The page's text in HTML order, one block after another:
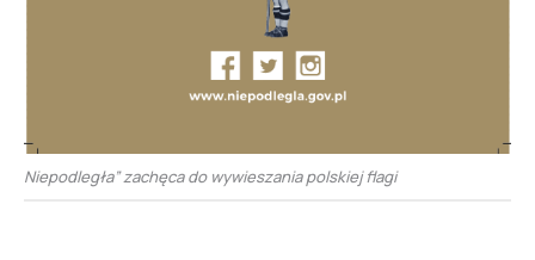
Niepodległa” zachęca do wywieszania polskiej flagi